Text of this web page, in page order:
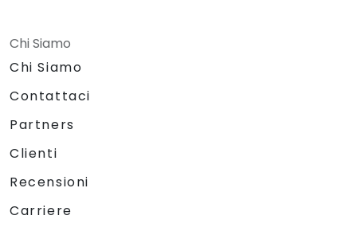
Chi Siamo
Chi Siamo
Contattaci
Partners
Clienti
Recensioni
Carriere